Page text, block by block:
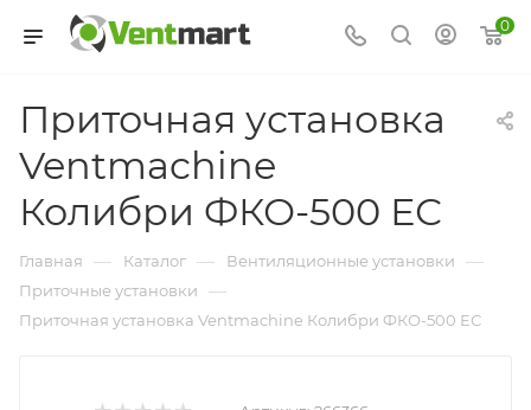
0
Приточная установка
Ventmachine
Колибри ФКО-500 ЕС
Главная — Каталог — Вентиляционные установки —
Приточные установки —
Приточная установка Ventmachine Колибри ФКО-500 ЕС